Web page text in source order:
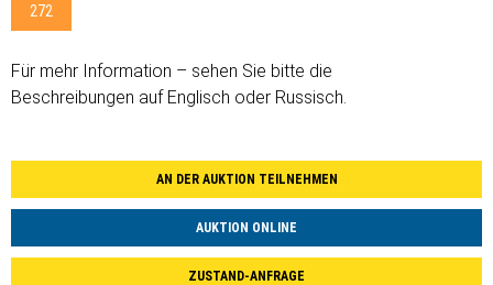
272
Für mehr Information – sehen Sie bitte die
Beschreibungen auf Englisch oder Russisch.
AN DER AUKTION TEILNEHMEN
AUKTION ONLINE
ZUSTAND-ANFRAGE